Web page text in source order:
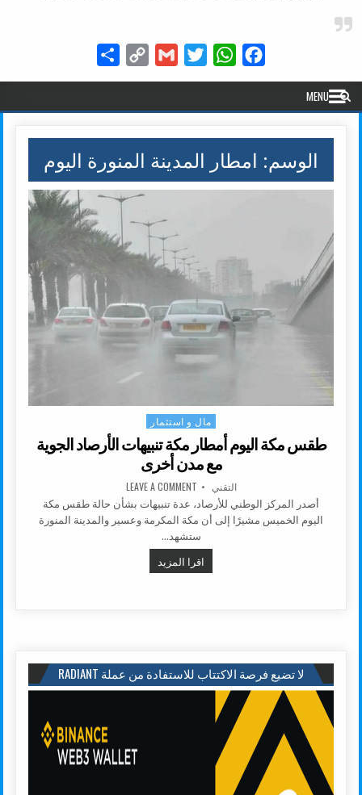
Facebook
WhatsApp
Twitter
Gmail
Copy
MENU
الوسم: امطار المدينة المنورة اليوم
Posted in
مال و استثمار
طقس مكة اليوم أمطار مكة تنبيهات الأرصاد الجوية
مع مدن أخرى
AUTHOR:
التقني LEAVE A COMMENTON طقس مكة اليوم أمطار مكة تنبيهات الأرصاد الجوية مع مدن أخرى
أصدر المركز الوطني للأرصاد، عدة تنبيهات بشأن حالة طقس مكة
اليوم الخميس مشيرًا إلى أن مكة المكرمة وعسير والمدينة المنورة
ستشهد…
اقرا المزيد
لا تضيع فرصة الاكتتاب للاستفادة من عملة RADIANT